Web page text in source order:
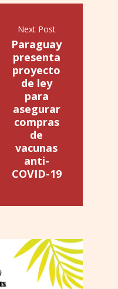
Next Post
Paraguay
presenta
proyecto
de ley
para
asegurar
compras
de
vacunas
anti-
COVID-19